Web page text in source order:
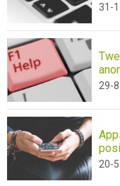
31-
29-
20-